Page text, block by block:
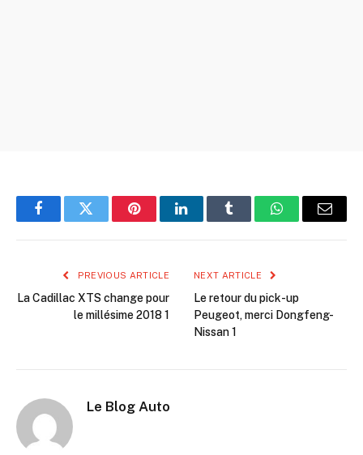
FacebookTwitter PinterestLinkedInTumblr WhatsAppEmail
PREVIOUS ARTICLE
La Cadillac XTS change pour
le millésime 2018 1
NEXT ARTICLE
Le retour du pick-up
Peugeot, merci Dongfeng-
Nissan 1
Le Blog Auto